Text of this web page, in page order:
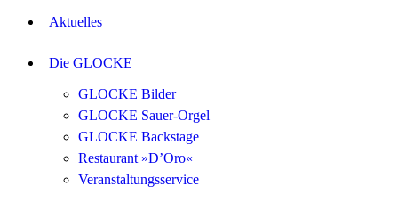
Aktuelles
Die GLOCKE
GLOCKE Bilder
GLOCKE Sauer-Orgel
GLOCKE Backstage
Restaurant »D’Oro«
Veranstaltungsservice